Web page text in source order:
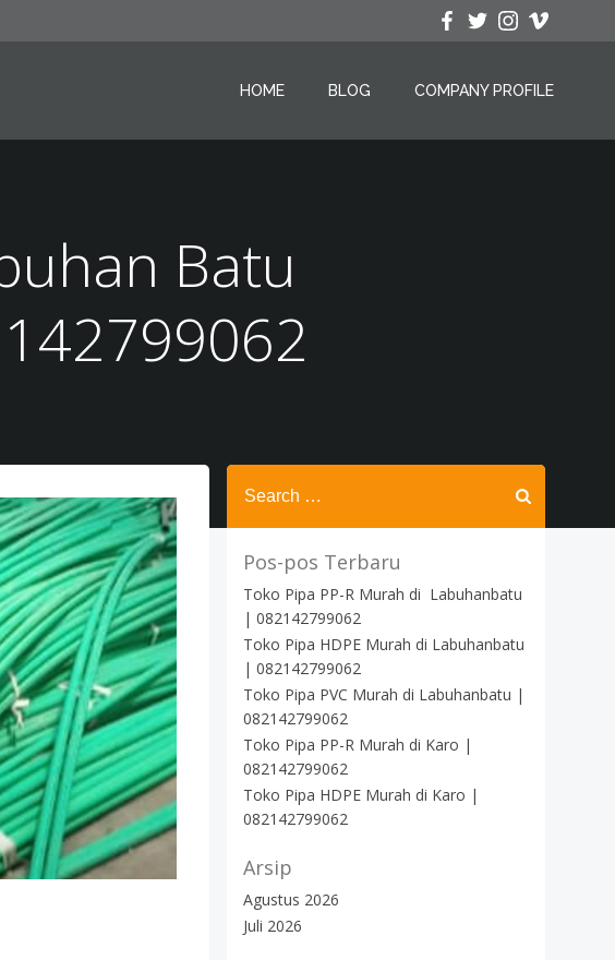
HOME BLOG COMPANY PROFILE
Batu
Search
for:
Pos-pos Terbaru
Toko Pipa PP-R Murah di Labuhanbatu
| 082142799062
Toko Pipa HDPE Murah di Labuhanbatu
| 082142799062
Toko Pipa PVC Murah di Labuhanbatu |
082142799062
Toko Pipa PP-R Murah di Karo |
082142799062
Toko Pipa HDPE Murah di Karo |
082142799062
Arsip
Agustus 2026
Juli 2026